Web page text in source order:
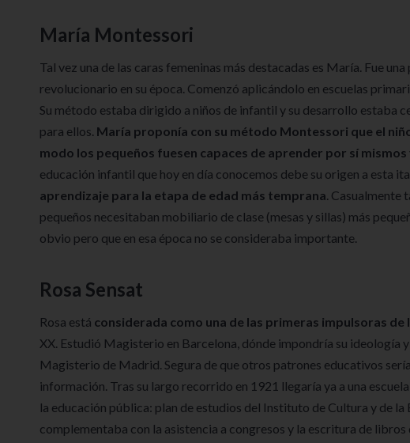
María Montessori
Tal vez una de las caras femeninas más destacadas es María. Fue
revolucionario en su época. Comenzó aplicándolo en escuelas
Su método estaba dirigido a niños de infantil y su desarrollo estaba
para ellos. María proponía con su método Montessori que el
modo los pequeños fuesen capaces de aprender por sí mismos
educación infantil que hoy en día conocemos debe su origen a esta
aprendizaje para la etapa de edad más temprana. Casualmente
pequeños necesitaban mobiliario de clase (mesas y sillas) más
obvio pero que en esa época no se consideraba importante.
Rosa Sensat
Rosa está considerada como una de las primeras impulsoras de
XX. Estudió Magisterio en Barcelona, dónde impondría su ideología
Magisterio de Madrid. Segura de que otros patrones educativos
información. Tras su largo recorrido en 1921 llegaría ya a una
la educación pública: plan de estudios del Instituto de Cultura y de
complementaba con la asistencia a congresos y la escritura de